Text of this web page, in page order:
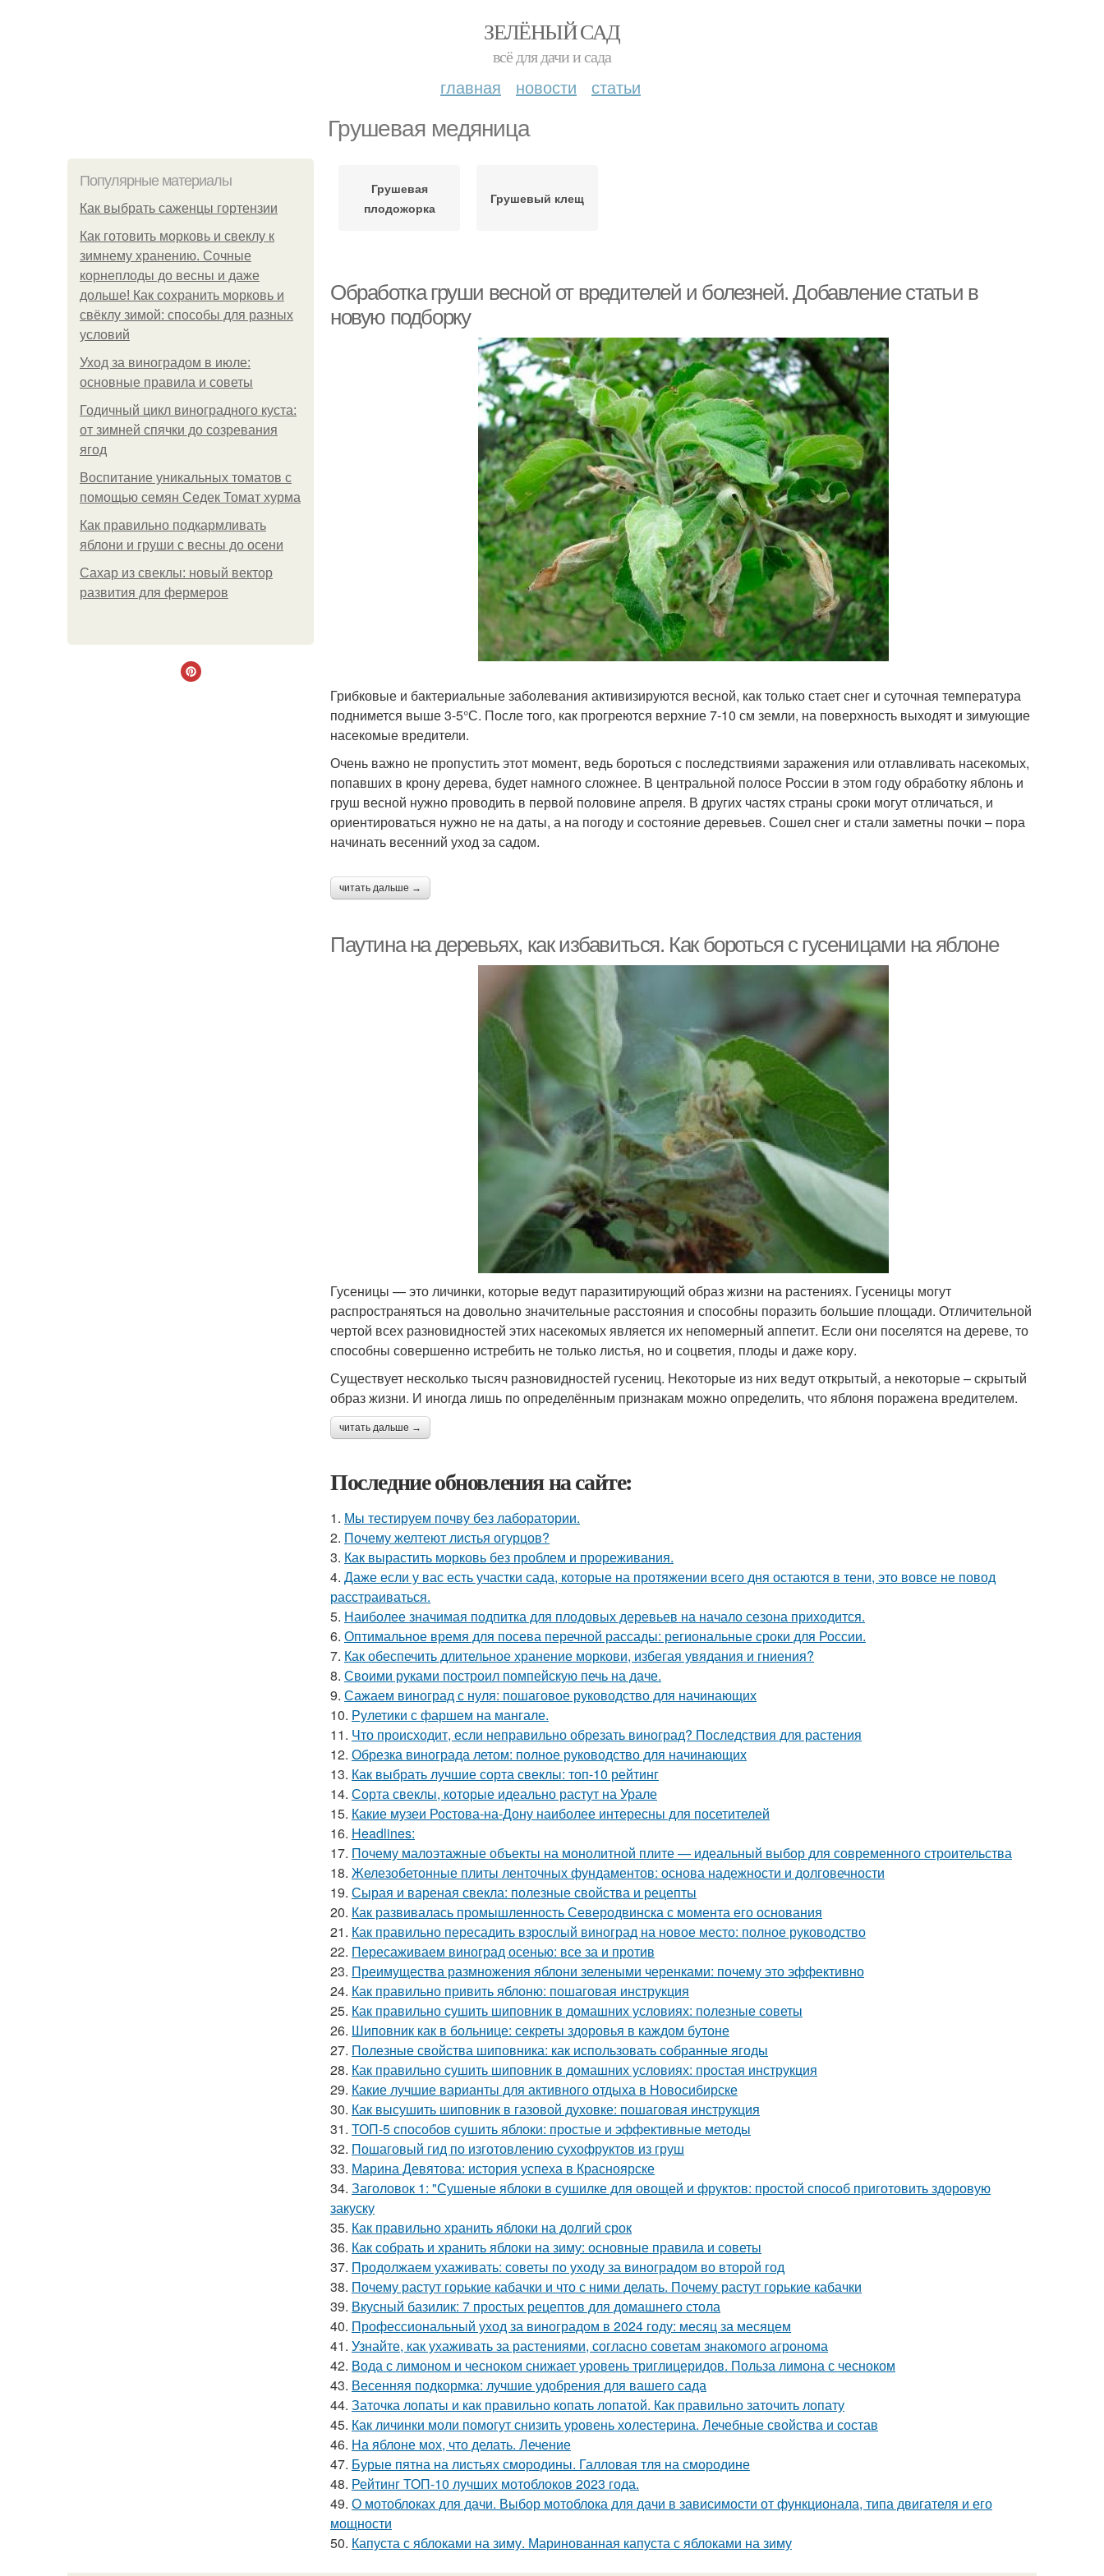
ЗЕЛЁНЫЙ САД
всё для дачи и сада
главная новости статьи
Грушевая медяница
Популярные материалы
Как выбрать саженцы гортензии
Как готовить морковь и свеклу к
зимнему хранению. Сочные
корнеплоды до весны и даже
дольше! Как сохранить морковь и
свёклу зимой: способы для разных
условий
Уход за виноградом в июле:
основные правила и советы
Годичный цикл виноградного куста:
от зимней спячки до созревания
ягод
Воспитание уникальных томатов с
помощью семян Седек Томат хурма
Как правильно подкармливать
яблони и груши с весны до осени
Сахар из свеклы: новый вектор
развития для фермеров
Грушевая
плодожорка
Грушевый клещ
Обработка груши весной от вредителей и болезней. Добавление статьи в
новую подборку
Грибковые и бактериальные заболевания активизируются весной, как только стает снег и суточная температура
поднимется выше 3-5°С. После того, как прогреются верхние 7-10 см земли, на поверхность выходят и зимующие
насекомые вредители.
Очень важно не пропустить этот момент, ведь бороться с последствиями заражения или отлавливать насекомых,
попавших в крону дерева, будет намного сложнее. В центральной полосе России в этом году обработку яблонь и
груш весной нужно проводить в первой половине апреля. В других частях страны сроки могут отличаться, и
ориентироваться нужно не на даты, а на погоду и состояние деревьев. Сошел снег и стали заметны почки – пора
начинать весенний уход за садом.
читать дальше →
Паутина на деревьях, как избавиться. Как бороться с гусеницами на яблоне
Гусеницы — это личинки, которые ведут паразитирующий образ жизни на растениях. Гусеницы могут
распространяться на довольно значительные расстояния и способны поразить большие площади. Отличительной
чертой всех разновидностей этих насекомых является их непомерный аппетит. Если они поселятся на дереве, то
способны совершенно истребить не только листья, но и соцветия, плоды и даже кору.
Существует несколько тысяч разновидностей гусениц. Некоторые из них ведут открытый, а некоторые – скрытый
образ жизни. И иногда лишь по определённым признакам можно определить, что яблоня поражена вредителем.
читать дальше →
Последние обновления на сайте:
1. Мы тестируем почву без лаборатории.
2. Почему желтеют листья огурцов?
3. Как вырастить морковь без проблем и прореживания.
4. Даже если у вас есть участки сада, которые на протяжении всего дня остаются в тени, это вовсе не повод
расстраиваться.
5. Наиболее значимая подпитка для плодовых деревьев на начало сезона приходится.
6. Оптимальное время для посева перечной рассады: региональные сроки для России.
7. Как обеспечить длительное хранение моркови, избегая увядания и гниения?
8. Своими руками построил помпейскую печь на даче.
9. Сажаем виноград с нуля: пошаговое руководство для начинающих
10. Рулетики с фаршем на мангале.
11. Что происходит, если неправильно обрезать виноград? Последствия для растения
12. Обрезка винограда летом: полное руководство для начинающих
13. Как выбрать лучшие сорта свеклы: топ-10 рейтинг
14. Сорта свеклы, которые идеально растут на Урале
15. Какие музеи Ростова-на-Дону наиболее интересны для посетителей
16. Headlines:
17. Почему малоэтажные объекты на монолитной плите — идеальный выбор для современного строительства
18. Железобетонные плиты ленточных фундаментов: основа надежности и долговечности
19. Сырая и вареная свекла: полезные свойства и рецепты
20. Как развивалась промышленность Северодвинска с момента его основания
21. Как правильно пересадить взрослый виноград на новое место: полное руководство
22. Пересаживаем виноград осенью: все за и против
23. Преимущества размножения яблони зелеными черенками: почему это эффективно
24. Как правильно привить яблоню: пошаговая инструкция
25. Как правильно сушить шиповник в домашних условиях: полезные советы
26. Шиповник как в больнице: секреты здоровья в каждом бутоне
27. Полезные свойства шиповника: как использовать собранные ягоды
28. Как правильно сушить шиповник в домашних условиях: простая инструкция
29. Какие лучшие варианты для активного отдыха в Новосибирске
30. Как высушить шиповник в газовой духовке: пошаговая инструкция
31. ТОП-5 способов сушить яблоки: простые и эффективные методы
32. Пошаговый гид по изготовлению сухофруктов из груш
33. Марина Девятова: история успеха в Красноярске
34. Заголовок 1: "Сушеные яблоки в сушилке для овощей и фруктов: простой способ приготовить здоровую
закуску
35. Как правильно хранить яблоки на долгий срок
36. Как собрать и хранить яблоки на зиму: основные правила и советы
37. Продолжаем ухаживать: советы по уходу за виноградом во второй год
38. Почему растут горькие кабачки и что с ними делать. Почему растут горькие кабачки
39. Вкусный базилик: 7 простых рецептов для домашнего стола
40. Профессиональный уход за виноградом в 2024 году: месяц за месяцем
41. Узнайте, как ухаживать за растениями, согласно советам знакомого агронома
42. Вода с лимоном и чесноком снижает уровень триглицеридов. Польза лимона с чесноком
43. Весенняя подкормка: лучшие удобрения для вашего сада
44. Заточка лопаты и как правильно копать лопатой. Как правильно заточить лопату
45. Как личинки моли помогут снизить уровень холестерина. Лечебные свойства и состав
46. На яблоне мох, что делать. Лечение
47. Бурые пятна на листьях смородины. Галловая тля на смородине
48. Рейтинг ТОП-10 лучших мотоблоков 2023 года.
49. О мотоблоках для дачи. Выбор мотоблока для дачи в зависимости от функционала, типа двигателя и его
мощности
50. Капуста с яблоками на зиму. Маринованная капуста с яблоками на зиму